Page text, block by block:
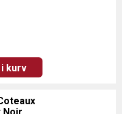
kurv